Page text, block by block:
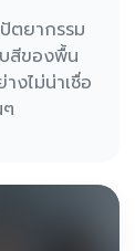
ตยากรรม
สีของพื้น
งไม่น่าเชื่อ